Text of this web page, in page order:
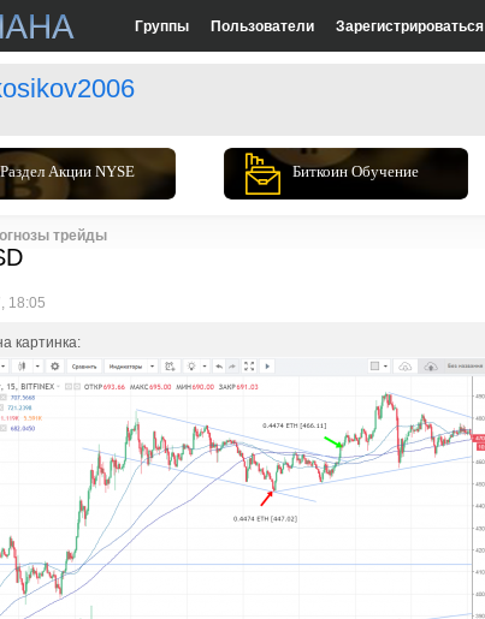
Группы Пользователи Зарегистрироваться
Раздел Акции NYSE Биткоин Обучение
трейды
18:05
картинка: